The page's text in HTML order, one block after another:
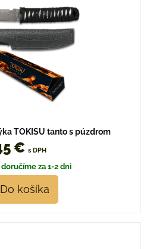
TOKISU tanto s púzdrom
€ s DPH
za 1-2 dni
Do košíka